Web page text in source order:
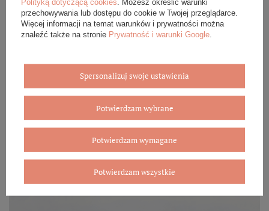
Polityką dotyczącą cookies . Możesz określić warunki
przechowywania lub dostępu do cookie w Twojej przeglądarce.
Więcej informacji na temat warunków i prywatności można
znaleźć także na stronie Prywatność i warunki Google
Spersonalizuj swoje ustawienia
Potwierdzam wybrane
Potwierdzam wymagane
Potwierdzam wszystkie